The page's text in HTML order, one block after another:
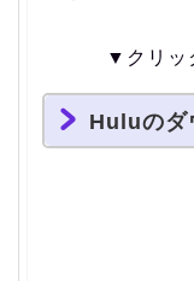
▼クリッ
Huluのダ